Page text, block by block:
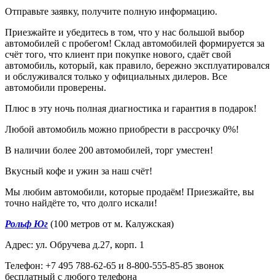
Отправьте заявку, получите полную информацию.
Приезжайте и убедитесь в том, что у нас большой выбор
автомобилей с пробегом! Склад автомобилей формируется за
счёт того, что клиент при покупке нового, сдаёт свой
автомобиль, который, как правило, бережно эксплуатировался
и обслуживался только у официальных дилеров. Все
автомобили проверены.
Плюс в эту ночь полная диагностика и гарантия в подарок!
Любой автомобиль можно приобрести в рассрочку 0%!
В наличии более 200 автомобилей, торг уместен!
Вкусный кофе и ужин за наш счёт!
Мы любим автомобили, которые продаём! Приезжайте, вы
точно найдёте то, что долго искали!
Рольф Юг (100 метров от м. Калужская)
Адрес: ул. Обручева д.27, корп. 1
Телефон: +7 495 788-62-65 и 8-800-555-85-85 звонок
бесплатный с любого телефона